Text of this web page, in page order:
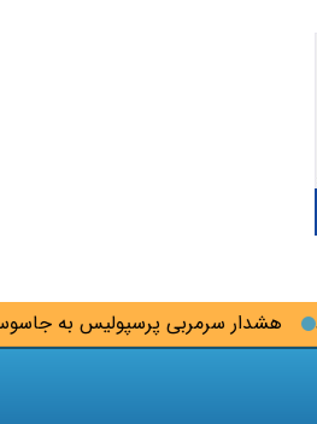
هشدار سرمربی پرسپولیس به جاسوس